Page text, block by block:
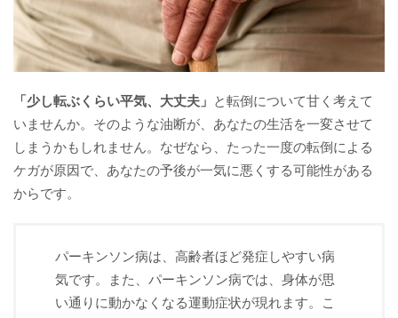
「少し転ぶくらい平気、大丈夫」
と転倒について甘く考えて
いませんか。そのような油断が、あなたの生活を一変させて
しまうかもしれません。なぜなら、たった一度の転倒による
ケガが原因で、あなたの予後が一気に悪くする可能性がある
からです。
パーキンソン病は、高齢者ほど発症しやすい病
気です。また、パーキンソン病では、身体が思
い通りに動かなくなる運動症状が現れます。こ